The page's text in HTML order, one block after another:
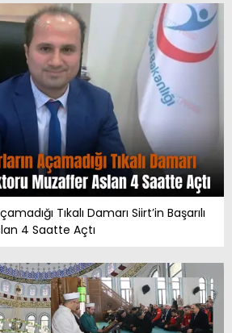
Tıkalı Damarı Siirt’in Başarılı
4 Saatte Açtı